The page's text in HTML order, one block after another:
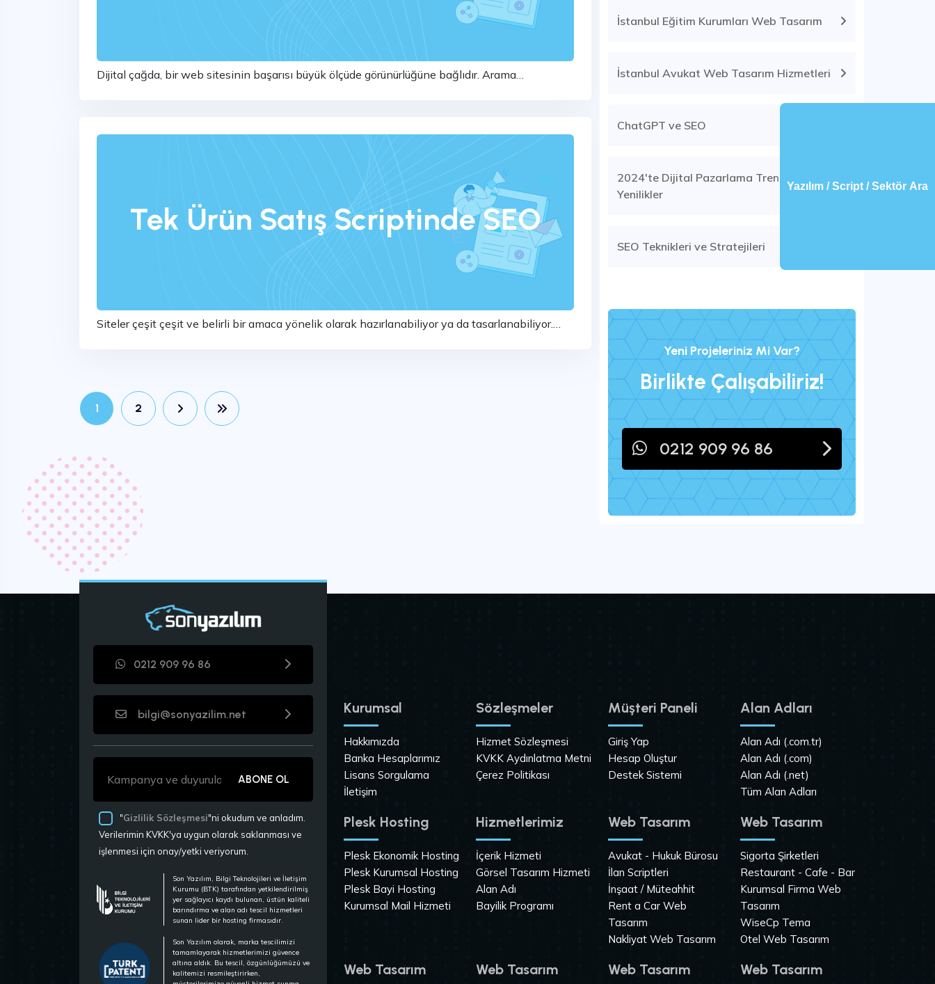
Dijital çağda, bir web sitesinin başarısı büyük ölçüde görünürlüğüne bağlıdır. Arama
Tek Ürün Satış Scriptinde SEO
Siteler çeşit çeşit ve belirli bir amaca yönelik olarak hazırlanabiliyor ya da tasarlanabiliyor.
1 2
İstanbul Eğitim Kurumları Web Tasarım
İstanbul Avukat Web Tasarım Hizmetleri
ChatGPT ve SEO
2024'te Dijital Pazarlama Trendleri ve
Yenilikler
SEO Teknikleri ve Stratejileri
Yeni Projeleriniz Mi Var?
Birlikte Çalışabiliriz!
0212 909 96 86
0212 909 96 86
bilgi@sonyazilim.net
ABONE OL
"Gizlilik Sözleşmesi"ni okudum ve anladım.
Verilerimin KVKK'ya uygun olarak saklanması ve
işlenmesi için onay/yetki veriyorum.
Son Yazılım, Bilgi Teknolojileri ve İletişim
Kurumu (BTK) tarafından yetkilendirilmiş
yer sağlayıcı kaydı bulunan, üstün kaliteli
barındırma ve alan adı tescil hizmetleri
sunan lider bir hosting firmasıdır.
Son Yazılım olarak, marka tescilimizi
tamamlayarak hizmetlerimizi güvence
altına aldık. Bu tescil, özgünlüğümüzü ve
kalitemizi resmileştirirken,
Kurumsal
Hakkımızda
Banka Hesaplarımız
Lisans Sorgulama
İletişim
Sözleşmeler
Hizmet Sözleşmesi
KVKK Aydınlatma Metni
Çerez Politikası
Müşteri Paneli
Giriş Yap
Hesap Oluştur
Destek Sistemi
Alan Adları
Alan Adı (.com.tr)
Alan Adı (.com)
Alan Adı (.net)
Tüm Alan Adları
Plesk Hosting
Plesk Ekonomik Hosting
Plesk Kurumsal Hosting
Plesk Bayi Hosting
Kurumsal Mail Hizmeti
Hizmetlerimiz
İçerik Hizmeti
Görsel Tasarım Hizmeti
Alan Adı
Bayilik Programı
Web Tasarım
Avukat - Hukuk Bürosu
İlan Scriptleri
İnşaat / Müteahhit
Rent a Car Web
Tasarım
Nakliyat Web Tasarım
Web Tasarım
Sigorta Şirketleri
Restaurant - Cafe - Bar
Kurumsal Firma Web
Tasarım
WiseCp Tema
Otel Web Tasarım
Web Tasarım Web Tasarım Web Tasarım Web Tasarım
Yazılım / Script / Sektör Ara